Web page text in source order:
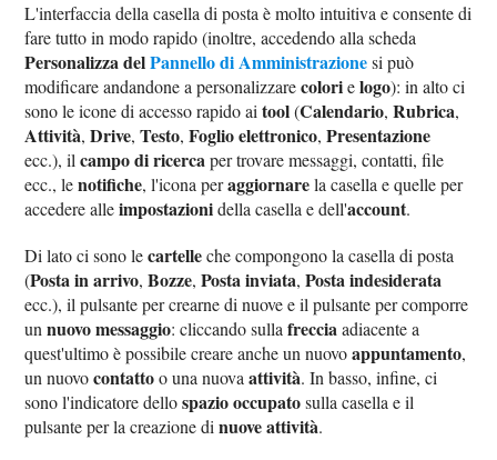
L'interfaccia della casella di posta è molto intuitiva e consente di
fare tutto in modo rapido (inoltre, accedendo alla scheda
Personalizza delPannello di Amministrazionesi può
modificare andandone a personalizzarecolorielogo): in alto ci
sono le icone di accesso rapido aitool(Calendario,Rubrica,
Attività,Drive,Testo,Foglio elettronico,Presentazione
ecc.), ilcampo di ricercaper trovare messaggi, contatti, file
ecc., lenotifiche, l'icona peraggiornarela casella e quelle per
accedere alleimpostazionidella casella e dell'account.
Di lato ci sono lecartelleche compongono la casella di posta
(Posta in arrivo,Bozze,Posta inviata,Posta indesiderata
ecc.), il pulsante per crearne di nuove e il pulsante per comporre
unnuovo messaggio: cliccando sullafrecciaadiacente a
quest'ultimo è possibile creare anche un nuovoappuntamento,
un nuovocontattoo una nuovaattività. In basso, infine, ci
sono l'indicatore dellospazio occupatosulla casella e il
pulsante per la creazione dinuove attività.